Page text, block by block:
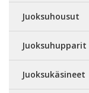
Juoksuhousut
Juoksuhupparit
Juoksukäsineet